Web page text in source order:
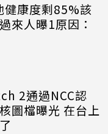
康度剩85%該
來人曝1原因：
2通過NCC認
圖檔曝光 在台上